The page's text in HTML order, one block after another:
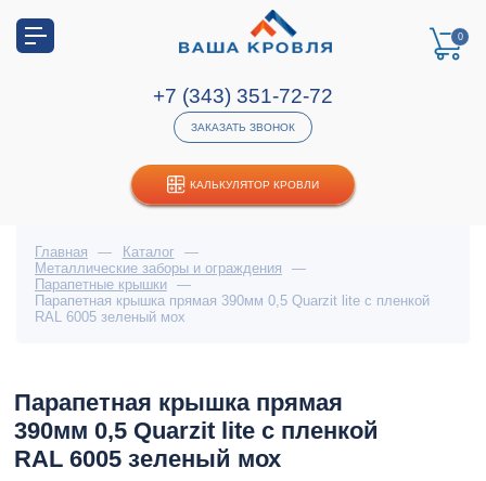
КАЛЬКУЛЯТОР КРОВЛИ
0
+7 (343) 351-72-72
ЗАКАЗАТЬ ЗВОНОК
Главная — Каталог
—
Металлические заборы и ограждения
—
Парапетные крышки
—
Парапетная крышка прямая 390мм 0,5 Quarzit lite с пленкой
RAL 6005 зеленый мох
Парапетная крышка прямая
390мм 0,5 Quarzit lite с пленкой
RAL 6005 зеленый мох